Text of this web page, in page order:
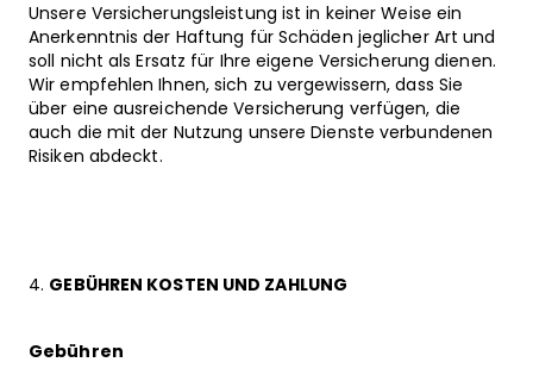
Unsere Versicherungsleistung ist in keiner Weise ein
Anerkenntnis der Haftung für Schäden jeglicher Art und
soll nicht als Ersatz für Ihre eigene Versicherung dienen.
Wir empfehlen Ihnen, sich zu vergewissern, dass Sie
über eine ausreichende Versicherung verfügen, die
auch die mit der Nutzung unsere Dienste verbundenen
Risiken abdeckt.
GEBÜHREN KOSTEN UND ZAHLUNG
Gebühren